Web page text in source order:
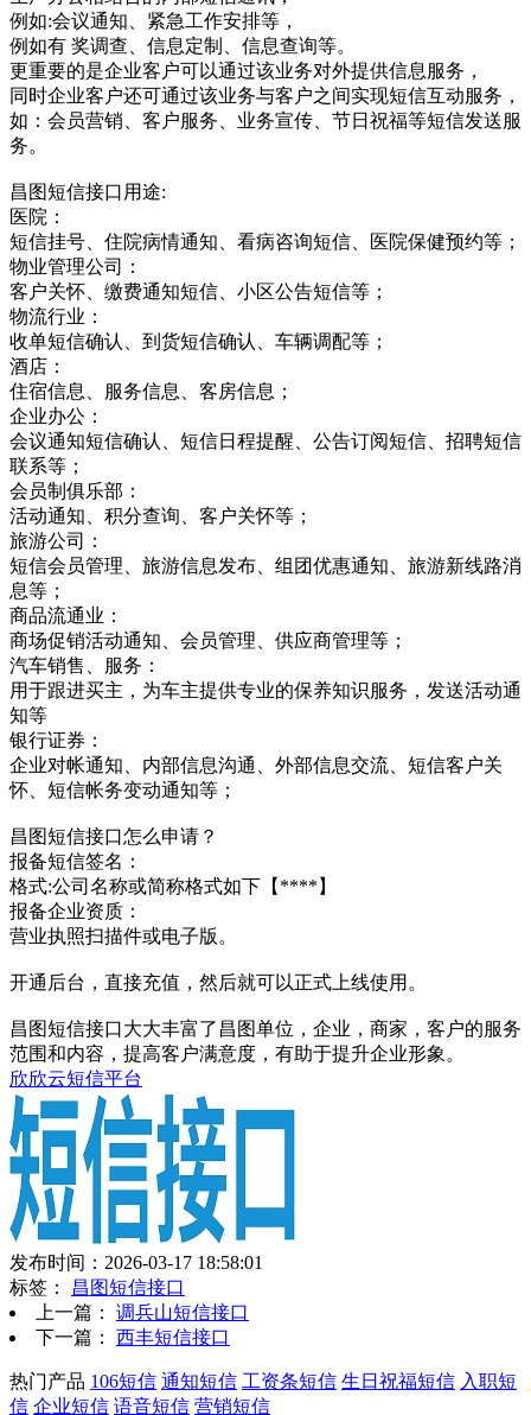
例如:会议通知、紧急工作安排等，
例如有 奖调查、信息定制、信息查询等。
更重要的是企业客户可以通过该业务对外提供信息服务，
同时企业客户还可通过该业务与客户之间实现短信互动服务，
如：会员营销、客户服务、业务宣传、节日祝福等短信发送服
务。
昌图短信接口用途:
医院：
短信挂号、住院病情通知、看病咨询短信、医院保健预约等；
物业管理公司：
客户关怀、缴费通知短信、小区公告短信等；
物流行业：
收单短信确认、到货短信确认、车辆调配等；
酒店：
住宿信息、服务信息、客房信息；
企业办公：
会议通知短信确认、短信日程提醒、公告订阅短信、招聘短信
联系等；
会员制俱乐部：
活动通知、积分查询、客户关怀等；
旅游公司：
短信会员管理、旅游信息发布、组团优惠通知、旅游新线路消
息等；
商品流通业：
商场促销活动通知、会员管理、供应商管理等；
汽车销售、服务：
用于跟进买主，为车主提供专业的保养知识服务，发送活动通
知等
银行证券：
企业对帐通知、内部信息沟通、外部信息交流、短信客户关
怀、短信帐务变动通知等；
昌图短信接口怎么申请？
报备短信签名：
格式:公司名称或简称格式如下【****】
报备企业资质：
营业执照扫描件或电子版。
开通后台，直接充值，然后就可以正式上线使用。
昌图短信接口大大丰富了昌图单位，企业，商家，客户的服务
范围和内容，提高客户满意度，有助于提升企业形象。
欣欣云短信平台
发布时间：2026-03-17 18:58:01
标签：
昌图短信接口
上一篇： 调兵山短信接口
下一篇： 西丰短信接口
热门产品 106短信 通知短信 工资条短信 生日祝福短信 入职短
信 企业短信 语音短信 营销短信